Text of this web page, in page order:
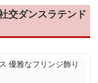
交ダンスラテンド